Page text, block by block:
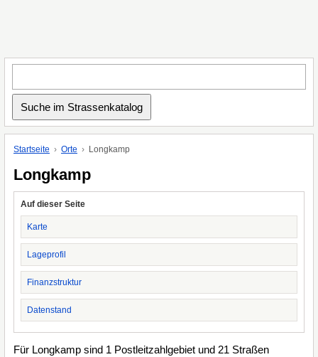
Startseite Orte Longkamp
Longkamp
Auf dieser Seite
Karte
Lageprofil
Finanzstruktur
Datenstand
Für Longkamp sind 1 Postleitzahlgebiet und 21 Straßen